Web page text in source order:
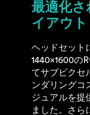
最適化さ
イアウト
ヘッドセット
1440×1600の
てサブピクセ
ンダリングコ
ジュアルを提
ました。さら